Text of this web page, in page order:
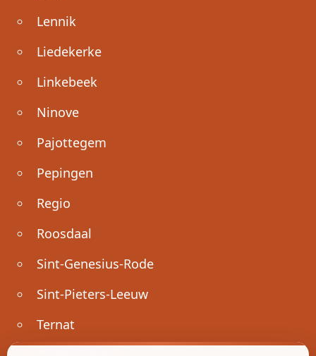
Lennik
Liedekerke
Linkebeek
Ninove
Pajottegem
Pepingen
Regio
Roosdaal
Sint-Genesius-Rode
Sint-Pieters-Leeuw
Ternat